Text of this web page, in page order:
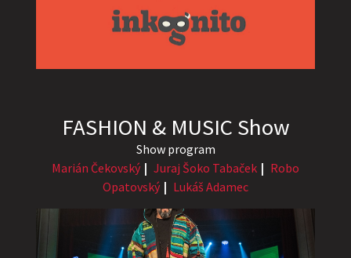
FASHION & MUSIC Show
Show program
Marián Čekovský
Juraj Šoko Tabaček
Robo
Opatovský
Lukáš Adamec